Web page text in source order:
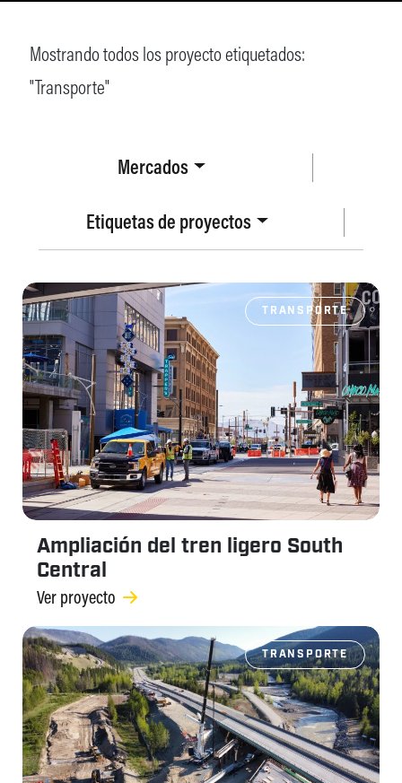
Mercados
Etiquetas de proyectos
Mostrando todos los proyecto etiquetados:
"Transporte"
TRANSPORTE
Ampliación del tren ligero South
Central
Ver proyecto
TRANSPORTE